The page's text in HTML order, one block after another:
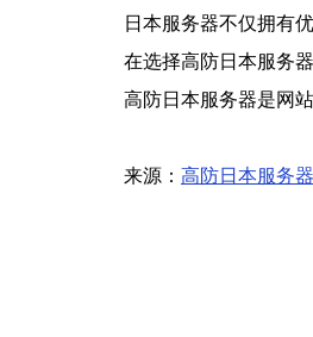
日本服务器不仅拥有
在选择高防日本服务
高防日本服务器是网
来源： 高防日本服务